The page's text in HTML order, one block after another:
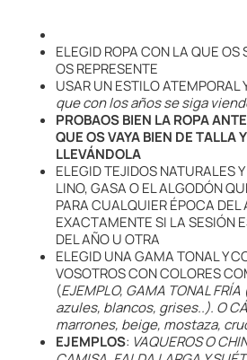
ELEGID ROPA CON LA QUE OS
OS REPRESENTE
USAR UN ESTILO ATEMPORAL
que con los años se siga
PROBAOS BIEN LA ROPA
QUE OS VAYA BIEN DE TALLA
LLEVÁNDOLA
ELEGID TEJIDOS NATURALES
LINO, GASA O EL ALGODÓN
PARA CUALQUIER ÉPOCA DEL
EXACTAMENTE SI LA SESIÓN
DEL AÑO U OTRA
ELEGID UNA GAMA TONAL Y
VOSOTROS CON COLORES
(EJEMPLO, GAMA TONAL
azules, blancos, grises..). O
marrones, beige, mostaza,
EJEMPLOS: VAQUEROS O